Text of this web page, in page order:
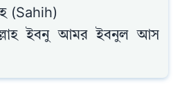
(Sahih)
ইবনু আমর ইবনুল আস